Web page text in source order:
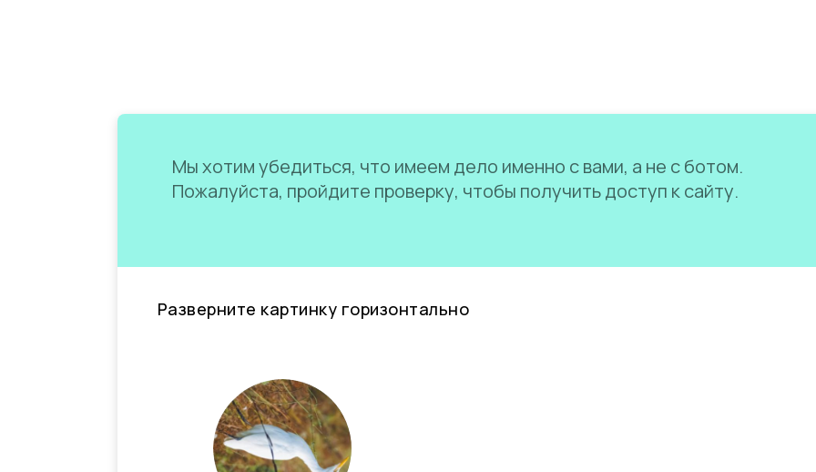
Мы хотим убедиться, что имеем дело именно с вами, а не с ботом.
Пожалуйста, пройдите проверку, чтобы получить доступ к сайту.
Разверните картинку горизонтально